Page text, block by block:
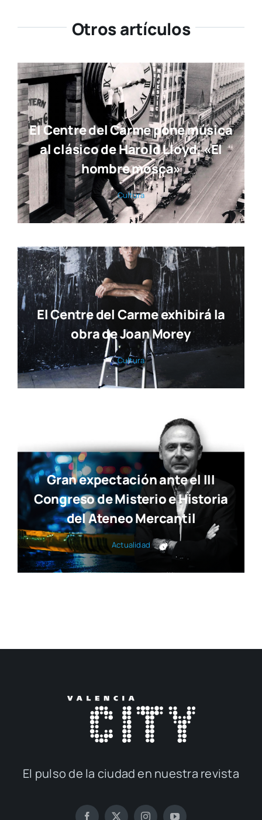
Otros artículos
El Centre del Carme pone música
al clásico de Harold Lloyd, «El
hombre mosca»
Cul­tu­ra
El Centre del Carme exhibirá la
obra de Joan Morey
Cul­tu­ra
Gran expectación ante el III
Congreso de Misterio e Historia
del Ateneo Mercantil
Actua­li­dad
El pul­so de la ciu­dad en nues­tra revis­ta